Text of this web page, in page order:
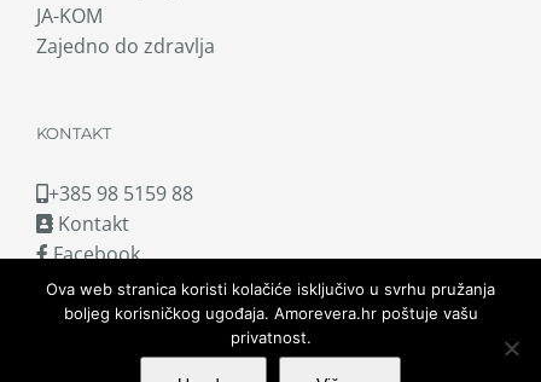
JA-KOM
Zajedno do zdravlja
KONTAKT
+385 98 5159 88
Kontakt
Facebook
Ova web stranica koristi kolačiće isključivo u svrhu pružanja
boljeg korisničkog ugođaja. Amorevera.hr poštuje vašu
privatnost.